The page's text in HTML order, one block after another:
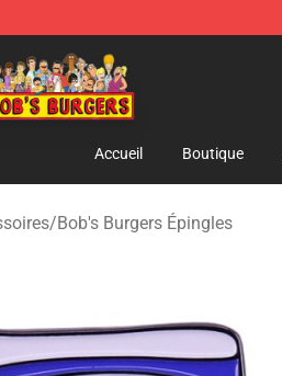
Burgers Merchandise Shop
Accueil Boutique
/Bob's Burgers Épingles